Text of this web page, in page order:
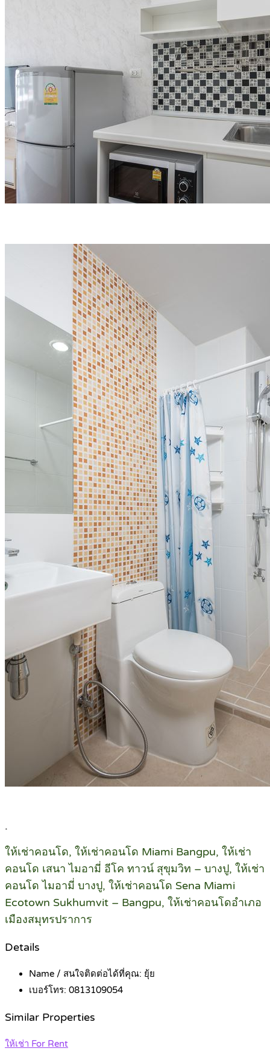
.
ให้เช่าคอนโด, ให้เช่าคอนโด Miami Bangpu, ให้เช่า
คอนโด เสนา ไมอามี่ อีโค ทาวน์ สุขุมวิท – บางปู, ให้เช่า
คอนโด ไมอามี่ บางปู, ให้เช่าคอนโด Sena Miami
Ecotown Sukhumvit – Bangpu, ให้เช่าคอนโดอำเภอ
เมืองสมุทรปราการ
Details
Name / สนใจติดต่อได้ที่คุณ: ยุ้ย
เบอร์โทร: 0813109054
Similar Properties
ให้เช่า For Rent